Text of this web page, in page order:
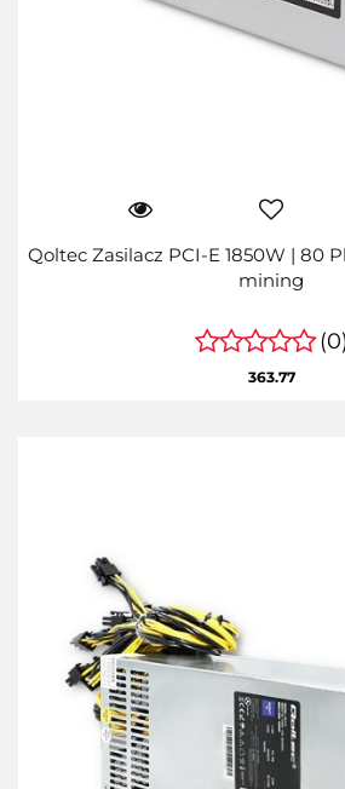
Qoltec Zasilacz PCI-E 1850W | 80
mining
(0)
363.77